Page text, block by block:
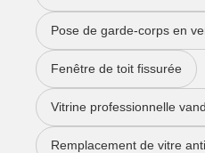
Pose de garde-corps en
Fenêtre de toit fissurée
Vitrine professionnelle
Remplacement de vitre